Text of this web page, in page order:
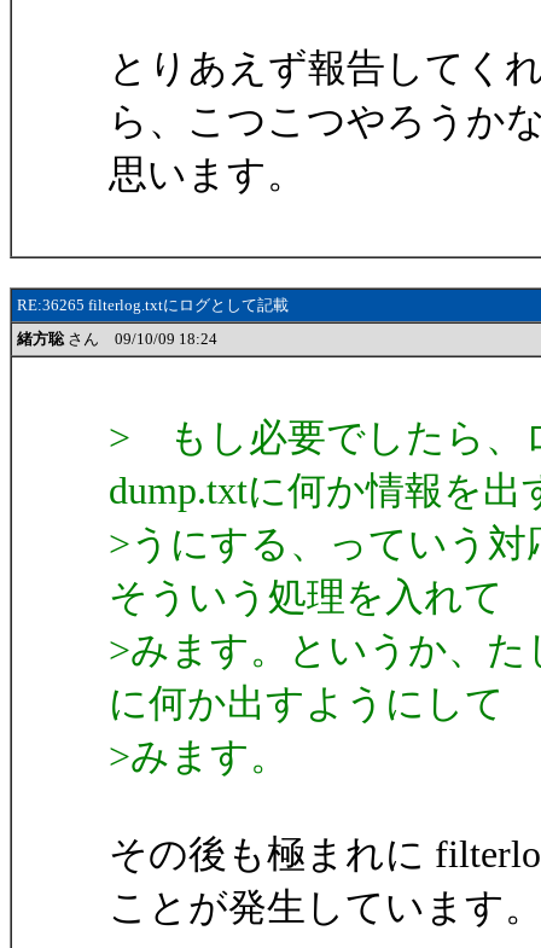
とりあえず報告してく
ら、こつこつやろうか
思います。
RE:36265 filterlog.txtにログとして記載
緒方聡 さん 09/10/09 18:24
> もし必要でしたら、
dump.txtに何か情報を出
>うにする、っていう
そういう処理を入れて
>みます。というか、た
に何か出すようにして
>みます。
その後も極まれに
ことが発生しています